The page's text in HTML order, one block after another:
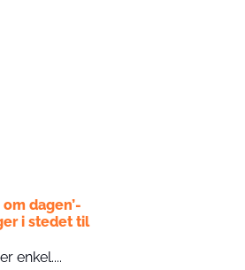
dagen’-
i stedet til
enkel....